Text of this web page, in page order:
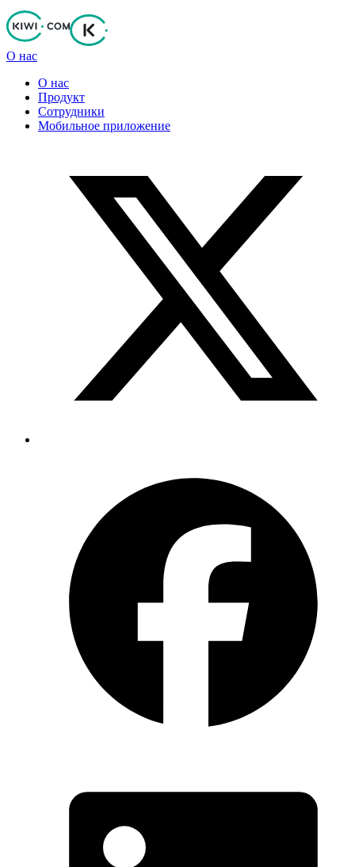
О нас
О нас
Продукт
Сотрудники
Мобильное приложение